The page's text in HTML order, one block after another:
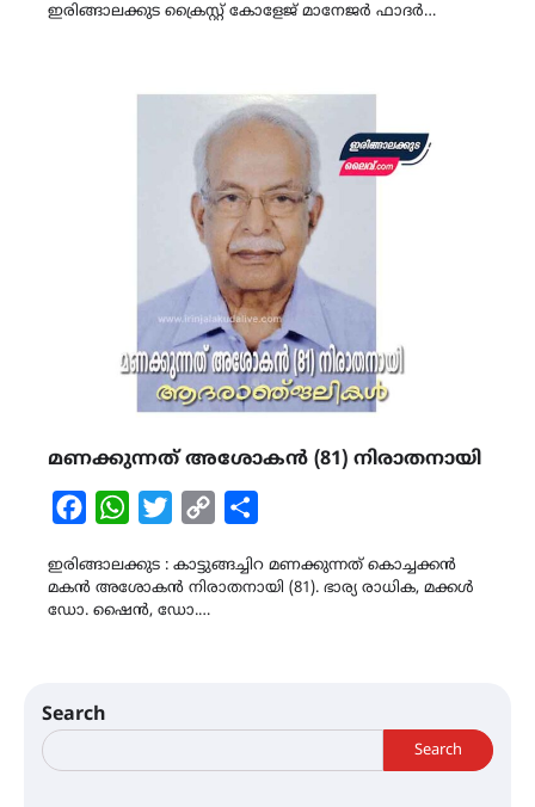
ഇരിങ്ങാലക്കുട ക്രൈസ്റ്റ് കോളേജ് മാനേജർ ഫാദർ…
മണക്കുന്നത് അശോകൻ (81) നിരാതനായി
FacebookWhatsAppTwitterCopy
ഇരിങ്ങാലക്കുട : കാട്ടുങ്ങച്ചിറ മണക്കുന്നത് കൊച്ചക്കൻ
മകൻ അശോകൻ നിരാതനായി (81). ഭാര്യ രാധിക, മക്കൾ
ഡോ. ഷൈൻ, ഡോ.…
Search
Search